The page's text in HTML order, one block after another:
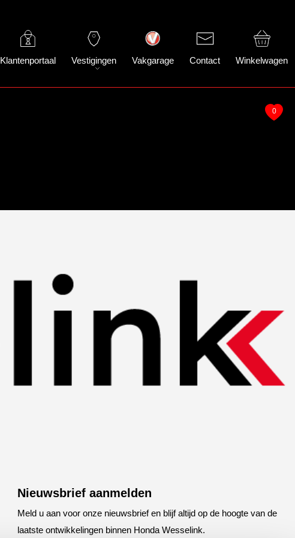
Klantenportaal Vestigingen Vakgarage Contact Winkelwagen
0
Nieuwsbrief aanmelden
Meld u aan voor onze nieuwsbrief en blijf altijd op de hoogte van de
laatste ontwikkelingen binnen Honda Wesselink.